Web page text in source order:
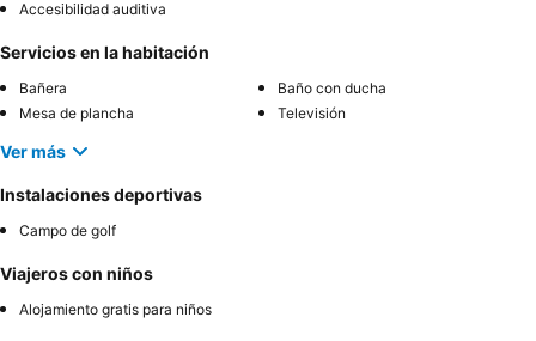
Accesibilidad auditiva
Servicios en la habitación
Bañera
Baño con ducha
Mesa de plancha
Televisión
Ver más
Instalaciones deportivas
Campo de golf
Viajeros con niños
Alojamiento gratis para niños